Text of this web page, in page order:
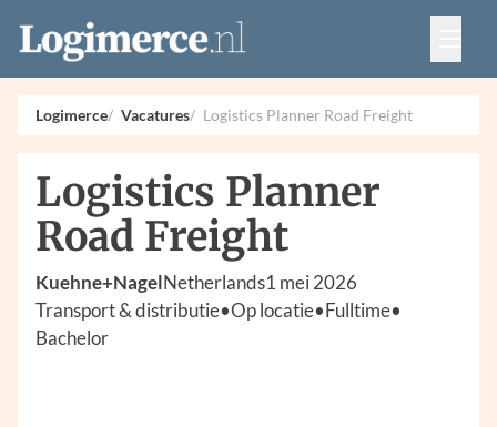
Vacatures
Events
Adverteren
Partners
Logimerce Vacatures Logistics Planner Road Freight
Logistics Planner
Road Freight
Kuehne+NagelNetherlands1 mei 2026
Transport & distributie•Op locatie•Fulltime•
Bachelor